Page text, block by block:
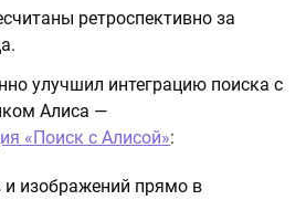
ретроспективно за
улучшил интеграцию поиска с
Алиса —
«Поиск с Алисой»:
и изображений прямо в